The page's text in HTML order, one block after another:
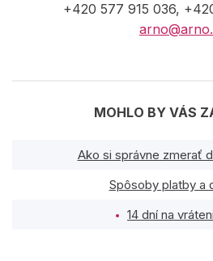
+420 577 915 036,
MOHLO BY VÁS
Ako si správne zmerať
Spôsoby platby a
14 dní na